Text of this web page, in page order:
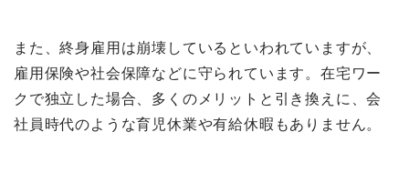
また、終身雇用は崩壊しているといわれていますが、
雇用保険や社会保障などに守られています。在宅ワー
クで独立した場合、多くのメリットと引き換えに、会
社員時代のような育児休業や有給休暇もありません。